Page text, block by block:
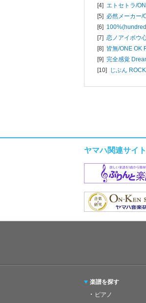
[4] エトセトラ/
[5] 必然メーカー/
[6]
[7] 恋ノアイボウ
[8] 皆無/ONE OK
[9] 完全感覚
[10] じぶん
ヤマハ関連サイト
楽譜を探す
ピアノ